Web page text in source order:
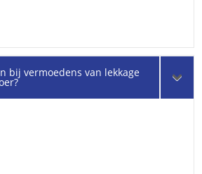
bij vermoedens van lekkage